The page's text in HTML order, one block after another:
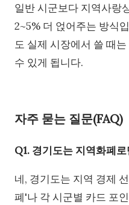
일반 시군보다 지역사랑
2~5% 더 얹어주는 방식
도 실제 시장에서 쓸 때
수 있게 됩니다.
자주 묻는 질문(FAQ)
Q1. 경기도는 지역화폐
네, 경기도는 지역 경제
폐'나 각 시군별 카드 포